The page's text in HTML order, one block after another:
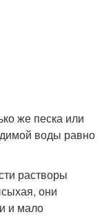
же песка или
воды равно
растворы
они
и мало